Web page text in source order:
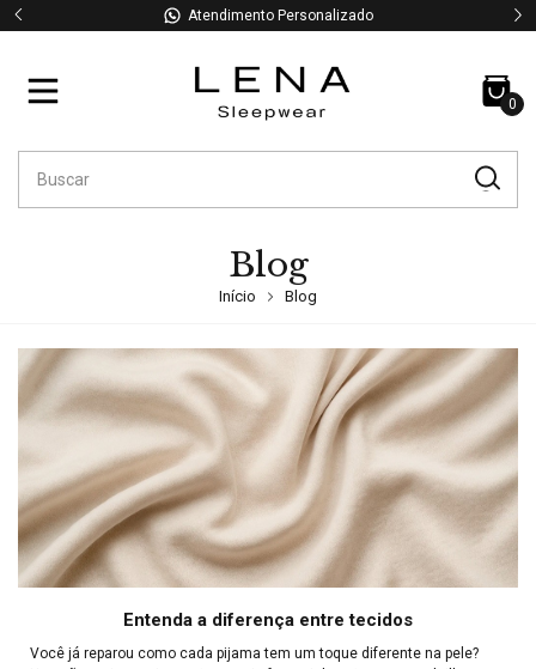
Atendimento Personalizado
0
Blog
Início Blog
Entenda a diferença entre tecidos
Você já reparou como cada pijama tem um toque diferente na pele?